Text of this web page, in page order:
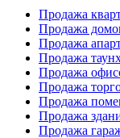
Продажа
Продажа
Продажа
Продажа
Продажа
Продажа
Продажа
Продажа
Продажа